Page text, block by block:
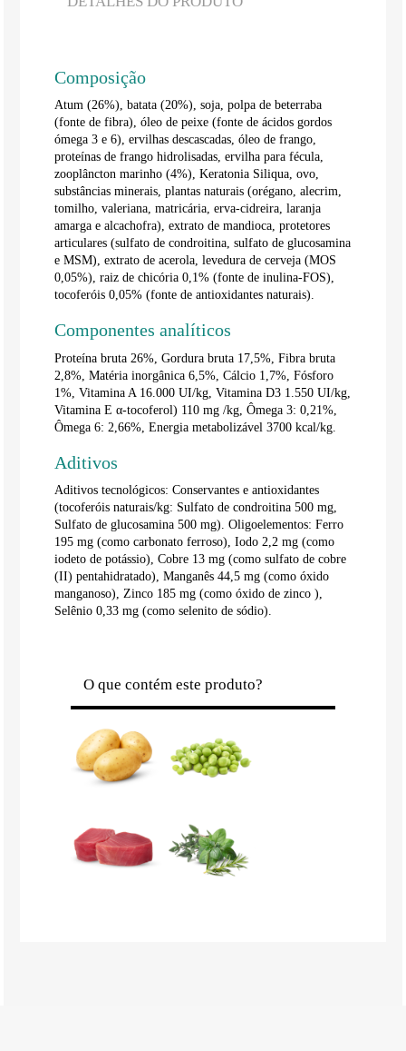
Composição
Atum (26%), batata (20%), soja, polpa de beterraba
(fonte de fibra), óleo de peixe (fonte de ácidos gordos
ómega 3 e 6), ervilhas descascadas, óleo de frango,
proteínas de frango hidrolisadas, ervilha para fécula,
zooplâncton marinho (4%), Keratonia Siliqua, ovo,
substâncias minerais, plantas naturais (orégano, alecrim,
tomilho, valeriana, matricária, erva-cidreira, laranja
amarga e alcachofra), extrato de mandioca, protetores
articulares (sulfato de condroitina, sulfato de glucosamina
e MSM), extrato de acerola, levedura de cerveja (MOS
0,05%), raiz de chicória 0,1% (fonte de inulina-FOS),
tocoferóis 0,05% (fonte de antioxidantes naturais).
Componentes analíticos
Proteína bruta 26%, Gordura bruta 17,5%, Fibra bruta
2,8%, Matéria inorgânica 6,5%, Cálcio 1,7%, Fósforo
1%, Vitamina A 16.000 UI/kg, Vitamina D3 1.550 UI/kg,
Vitamina E α-tocoferol) 110 mg /kg, Ômega 3: 0,21%,
Ômega 6: 2,66%, Energia metabolizável 3700 kcal/kg.
Aditivos
Aditivos tecnológicos: Conservantes e antioxidantes
(tocoferóis naturais/kg: Sulfato de condroitina 500 mg,
Sulfato de glucosamina 500 mg). Oligoelementos: Ferro
195 mg (como carbonato ferroso), Iodo 2,2 mg (como
iodeto de potássio), Cobre 13 mg (como sulfato de cobre
(II) pentahidratado), Manganês 44,5 mg (como óxido
manganoso), Zinco 185 mg (como óxido de zinco ),
Selênio 0,33 mg (como selenito de sódio).
O que contém este produto?